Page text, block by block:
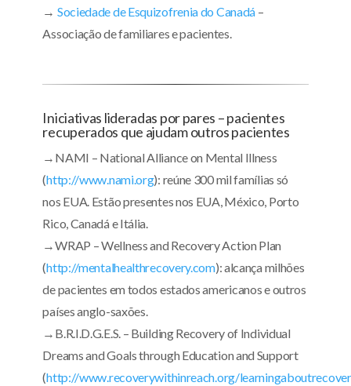
→ Sociedade de Esquizofrenia do Canadá –
Associação de familiares e pacientes.
Iniciativas lideradas por pares – pacientes
recuperados que ajudam outros pacientes
→NAMI – National Alliance on Mental Illness
(http://www.nami.org): reúne 300 mil famílias só
nos EUA. Estão presentes nos EUA, México, Porto
Rico, Canadá e Itália.
→WRAP – Wellness and Recovery Action Plan
(http://mentalhealthrecovery.com): alcança milhões
de pacientes em todos estados americanos e outros
países anglo-saxões.
→B.R.I.D.G.E.S. – Building Recovery of Individual
Dreams and Goals through Education and Support
(http://www.recoverywithinreach.org/